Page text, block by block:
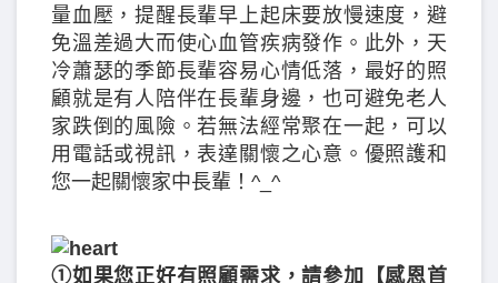
量血壓，提醒長輩早上起床要放慢速度，避
免溫差過大而使心血管疾病發作。此外，天
冷蕭瑟的季節長輩容易心情低落，最好的照
顧就是有人陪伴在長輩身邊，也可避免老人
家跌倒的風險。若無法經常聚在一起，可以
用電話或視訊，表達關懷之心意。優照護和
您一起關懷家中長輩！^_^
①如果您正好有照顧需求，請參加【感恩首